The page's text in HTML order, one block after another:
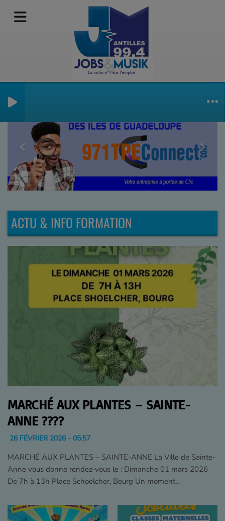
Next
ACTU & INFO FORMATION
MARCHÉ AUX PLANTES – SAINTE-
ANNE ????
26 FÉVRIER 2026 - 05:57
MARCHÉ AUX PLANTES – SAINTE-ANNE La Ville de Sainte-
Anne vous donne rendez-vous le : Dimanche 01 mars 2026
De 7h à 13h Place Schoelcher, Bourg Un moment...